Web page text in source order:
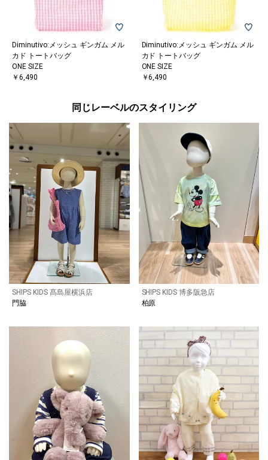
Diminutivo:メッシュ ギンガム メル
カド トートバッグ
ONE SIZE
￥6,490
Diminutivo:メッシュ ギンガム メル
カド トートバッグ
ONE SIZE
￥6,490
同じレーベルのスタイリング
SHIPS KIDS 髙島屋横浜店
門脇
SHIPS KIDS 博多阪急店
柏原